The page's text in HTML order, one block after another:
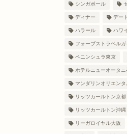
シンガポール
ディナー デート
ハラール ハワイ
フォーブストラベルガ
ペニンシュラ東京
ホテルニューオータニ
マンダリンオリエンタ
リッツカールトン京都
リッツカールトン沖縄
リーガロイヤル大阪